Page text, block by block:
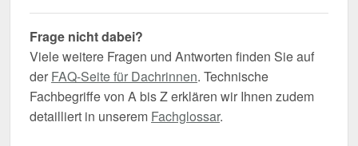
Frage nicht dabei?
Viele weitere Fragen und Antworten finden Sie auf
der FAQ-Seite für Dachrinnen. Technische
Fachbegriffe von A bis Z erklären wir Ihnen zudem
detailliert in unserem Fachglossar.